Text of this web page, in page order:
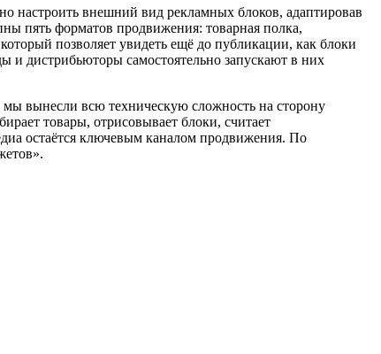
настроить внешний вид рекламных блоков, адаптировав
пять форматов продвижения: товарная полка,
позволяет увидеть ещё до публикации, как блоки
и дистрибьюторы самостоятельно запускают в них
мы вынесли всю техническую сложность на сторону
товары, отрисовывает блоки, считает
остаётся ключевым каналом продвижения. По